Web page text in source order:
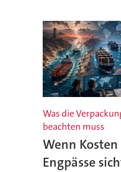
Was die
beachten muss
Wenn
Engpässe